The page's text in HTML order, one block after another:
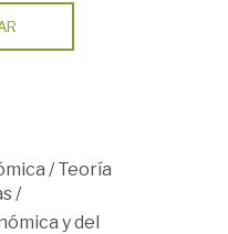
/Teoría
/
y del